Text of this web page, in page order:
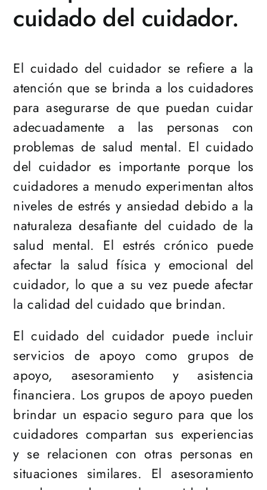
cuidado del cuidador.
El cuidado del cuidador se refiere a la
atención que se brinda a los cuidadores
para asegurarse de que puedan cuidar
adecuadamente a las personas con
problemas de salud mental. El cuidado
del cuidador es importante porque los
cuidadores a menudo experimentan altos
niveles de estrés y ansiedad debido a la
naturaleza desafiante del cuidado de la
salud mental. El estrés crónico puede
afectar la salud física y emocional del
cuidador, lo que a su vez puede afectar
la calidad del cuidado que brindan.
El cuidado del cuidador puede incluir
servicios de apoyo como grupos de
apoyo, asesoramiento y asistencia
financiera. Los grupos de apoyo pueden
brindar un espacio seguro para que los
cuidadores compartan sus experiencias
y se relacionen con otras personas en
situaciones similares. El asesoramiento